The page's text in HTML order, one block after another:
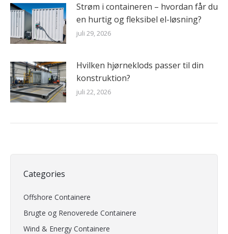
Strøm i containeren – hvordan får du
en hurtig og fleksibel el-løsning?
juli 29, 2026
Hvilken hjørneklods passer til din
konstruktion?
juli 22, 2026
Categories
Offshore Containere
Brugte og Renoverede Containere
Wind & Energy Containere